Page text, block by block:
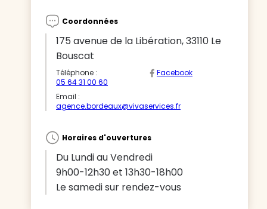
Coordonnées
175 avenue de la Libération, 33110 Le
Bouscat
Téléphone :
05 64 31 00 60
Facebook
Email :
agence.bordeaux@vivaservices.fr
Horaires d'ouvertures
Du Lundi au Vendredi
9h00-12h30 et 13h30-18h00
Le samedi sur rendez-vous